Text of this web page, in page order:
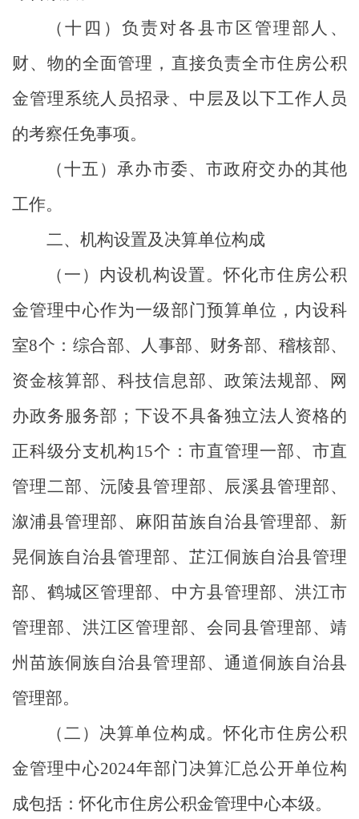
（十四）负责对各县市区管理部人、
财、物的全面管理，直接负责全市住房公积
金管理系统人员招录、中层及以下工作人员
的考察任免事项。
（十五）承办市委、市政府交办的其他
工作。
二、机构设置及决算单位构成
（一）内设机构设置。怀化市住房公积
金管理中心作为一级部门预算单位，内设科
室8个：综合部、人事部、财务部、稽核部、
资金核算部、科技信息部、政策法规部、网
办政务服务部；下设不具备独立法人资格的
正科级分支机构15个：市直管理一部、市直
管理二部、沅陵县管理部、辰溪县管理部、
溆浦县管理部、麻阳苗族自治县管理部、新
晃侗族自治县管理部、芷江侗族自治县管理
部、鹤城区管理部、中方县管理部、洪江市
管理部、洪江区管理部、会同县管理部、靖
州苗族侗族自治县管理部、通道侗族自治县
管理部。
（二）决算单位构成。怀化市住房公积
金管理中心2024年部门决算汇总公开单位构
成包括：怀化市住房公积金管理中心本级。